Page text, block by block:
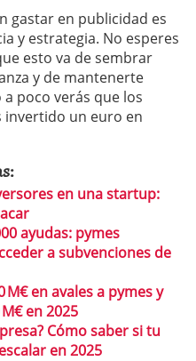
gastar en publicidad es
y estrategia. No esperes
esto va de sembrar
y de mantenerte
poco verás que los
invertido un euro en
en una startup:
ayudas: pymes
a subvenciones de
M€ en avales a pymes y
en 2025
Cómo saber si tu
en 2025